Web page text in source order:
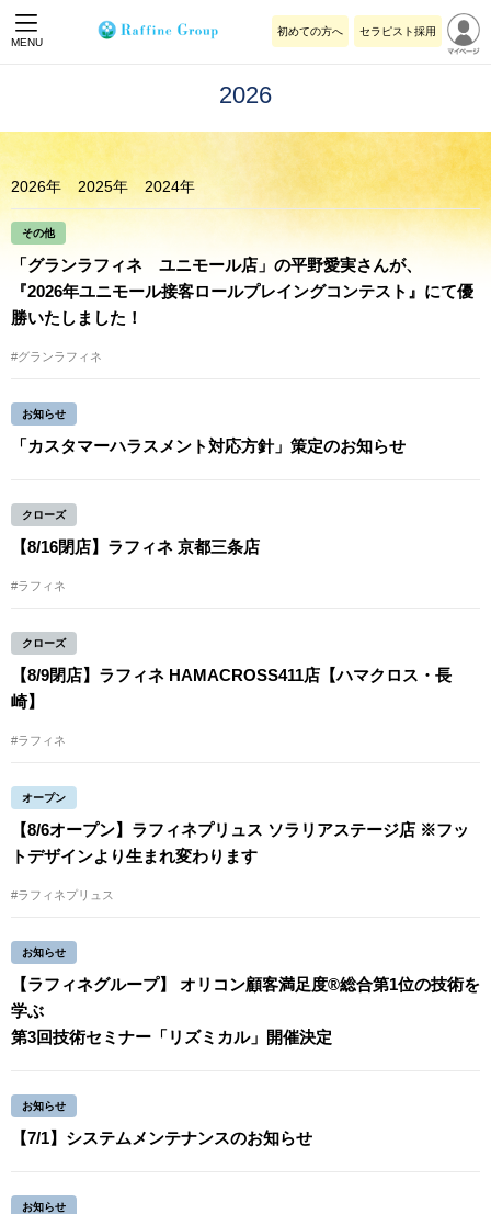
MENU
初めての方へ セラピスト採用
2026
2026年 2025年 2024年
その他
「グランラフィネ ユニモール店」の平野愛実さんが、
『2026年ユニモール接客ロールプレイングコンテスト』にて優
勝いたしました！
#グランラフィネ
お知らせ
「カスタマーハラスメント対応方針」策定のお知らせ
クローズ
【8/16閉店】ラフィネ 京都三条店
#ラフィネ
クローズ
【8/9閉店】ラフィネ HAMACROSS411店【ハマクロス・長
崎】
#ラフィネ
オープン
【8/6オープン】ラフィネプリュス ソラリアステージ店 ※フッ
トデザインより生まれ変わります
#ラフィネプリュス
お知らせ
【ラフィネグループ】 オリコン顧客満足度®総合第1位の技術を
学ぶ
第3回技術セミナー「リズミカル」開催決定
お知らせ
【7/1】システムメンテナンスのお知らせ
お知らせ